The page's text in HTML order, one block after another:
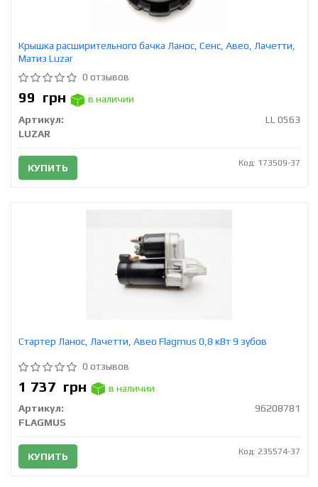
Крышка расширительного бачка Ланос, Сенс, Авео, Лачетти,
Матиз Luzar
0 отзывов
99 грн
в наличии
Артикул:
LL 0563
LUZAR
КУПИТЬ Код: 173509-37
Стартер Ланос, Лачетти, Авео Flagmus 0,8 кВт 9 зубов
0 отзывов
1 737 грн
в наличии
Артикул:
96208781
FLAGMUS
КУПИТЬ Код: 235574-37